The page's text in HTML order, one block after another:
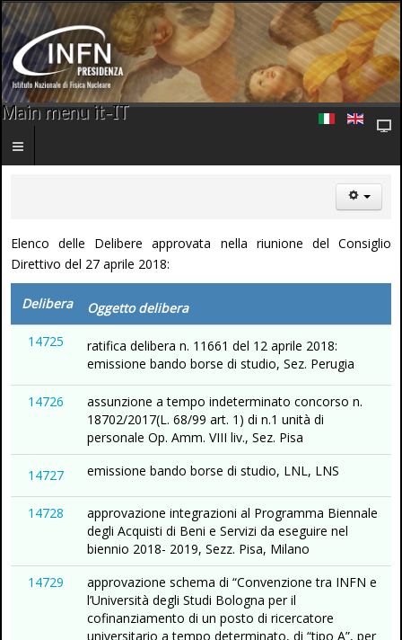
Main menu it-IT
Elenco delle Delibere approvata nella riunione del Consiglio
Direttivo del 27 aprile 2018:
Delibera
Oggetto delibera
14725
ratifica delibera n. 11661 del 12 aprile 2018:
emissione bando borse di studio, Sez. Perugia
14726
assunzione a tempo indeterminato concorso n.
18702/2017(L. 68/99 art. 1) di n.1 unità di
personale Op. Amm. VIII liv., Sez. Pisa
14727 emissione bando borse di studio, LNL, LNS
14728
approvazione integrazioni al Programma Biennale
degli Acquisti di Beni e Servizi da eseguire nel
biennio 2018- 2019, Sezz. Pisa, Milano
14729
approvazione schema di “Convenzione tra INFN e
l’Università degli Studi Bologna per il
cofinanziamento di un posto di ricercatore
universitario a tempo determinato, di “tipo A”, per